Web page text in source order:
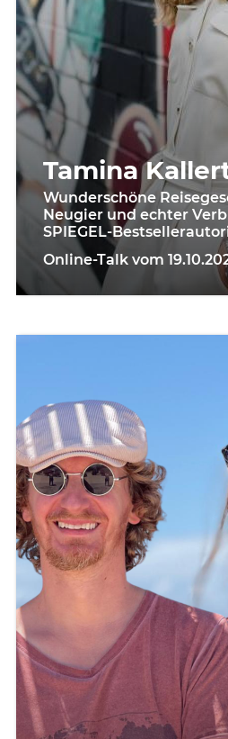
Tamina
Wunderschöne
Neugier und echter
SPIEGEL-
Online-Talk vom